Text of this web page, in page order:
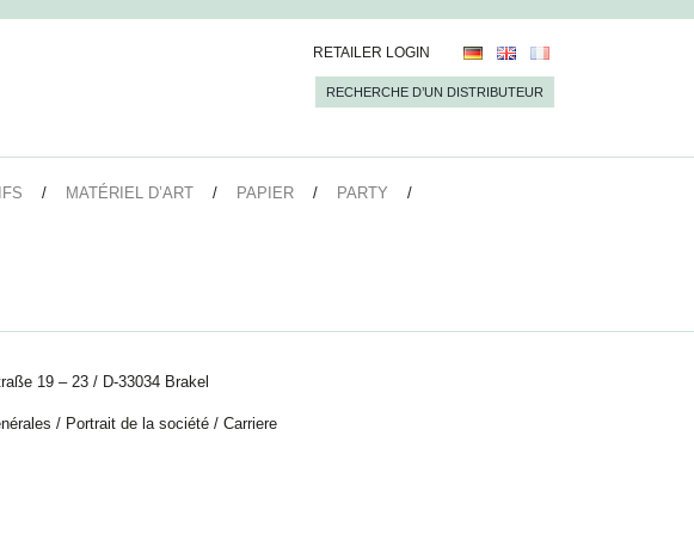
RETAILER LOGIN
RECHERCHE D’UN DISTRIBUTEUR
MATÉRIEL D’ART PAPIER PARTY
19 – 23 / D-33034 Brakel
/ Portrait de la société/ Carriere